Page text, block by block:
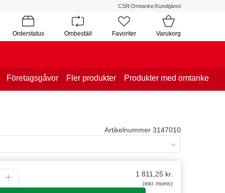
CSR|Omtanke|Kundtjänst
Orderstatus Ombeställ Favoriter Varukorg
Företagsgåvor Fler produkter Produkter med omtanke
Artikelnummer 3147010
1 811,25kr.
(inkl. moms)